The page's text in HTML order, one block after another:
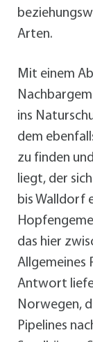
Arten.
Mit einem
ins
dem
zu finden
liegt, der
bis Walldorf
das hier
Allgemeines
Antwort
Norwegen,
Pipelines